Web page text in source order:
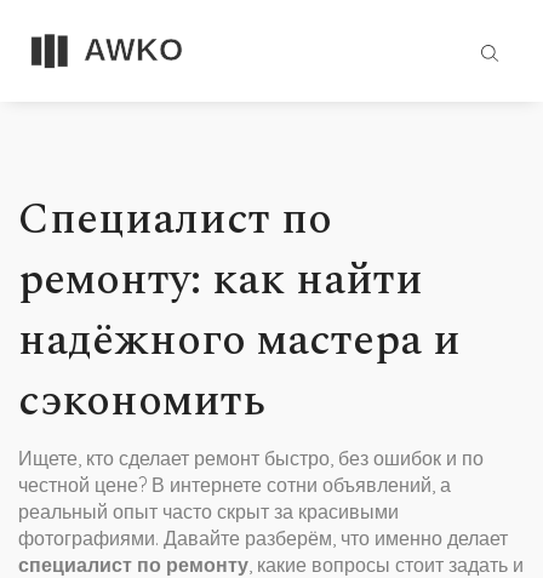
Специалист по
ремонту: как найти
надёжного мастера и
сэкономить
Ищете, кто сделает ремонт быстро, без ошибок и по
честной цене? В интернете сотни объявлений, а
реальный опыт часто скрыт за красивыми
фотографиями. Давайте разберём, что именно делает
специалист по ремонту, какие вопросы стоит задать и